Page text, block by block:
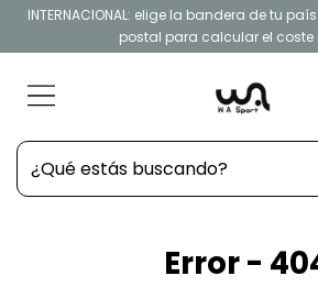
INTERNACIONAL: elige la bandera de tu
postal para calcular el coste
Error -